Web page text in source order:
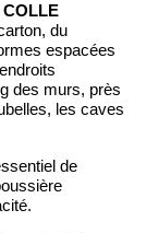
COLLE
du
espacées
des murs, près
les caves
de